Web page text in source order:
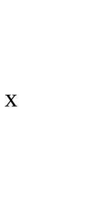
x